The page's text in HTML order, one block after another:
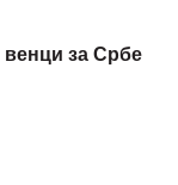
венци за Србе